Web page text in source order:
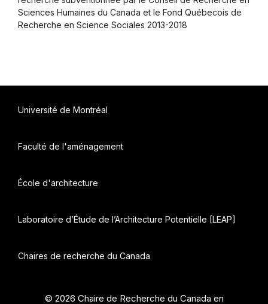
Sciences Humaines du Canada et le Fond Québecois de
Recherche en Science Sociales 2013-2018
Université de Montréal
Faculté de l'aménagement
École d'architecture
Laboratoire d’Étude de l’Architecture Potentielle [LEAP]
Chaires de recherche du Canada
© 2026 Chaire de Recherche du Canada en